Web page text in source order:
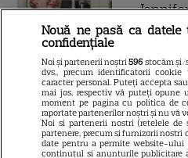
prânz
VEDETE
Prințul
Nouă ne pasă ca datele
confidențiale
Noi și partenerii noștri596 stocăm și/
dvs., precum identificatorii
caracter personal. Puteți accepta
mai jos, respectiv vă puteți
moment pe pagina cu politica de
raportate partenerilor noștri și nu vă
Noi si partenerii nostri (retelele de
partenere, precum si furnizorii nostri
date pentru a permite website-ului
continutul si anunturile publicitare